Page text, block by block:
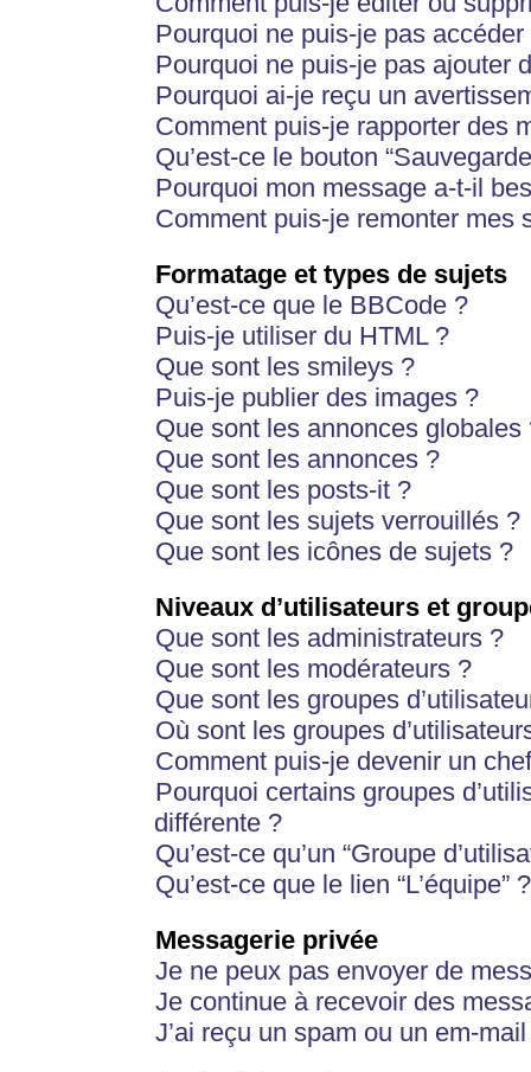
Pourquoi ne puis-je pas
Pourquoi ne puis-je pas ajouter
Pourquoi ai-je reçu un
Comment puis-je rapporter des
Qu’est-ce le bouton
Pourquoi mon message a-t-il
Comment puis-je remonter mes
Formatage et types de sujets
Qu’est-ce que le BBCode ?
Puis-je utiliser du HTML ?
Que sont les smileys ?
Puis-je publier des images ?
Que sont les annonces globales
Que sont les annonces ?
Que sont les posts-it ?
Que sont les sujets verrouillés ?
Que sont les icônes de sujets ?
Niveaux d’utilisateurs et
Que sont les administrateurs ?
Que sont les modérateurs ?
Que sont les groupes
Où sont les groupes
Comment puis-je devenir un
Pourquoi certains groupes
différente ?
Qu’est-ce qu’un “Groupe
Qu’est-ce que le lien “L’équipe” ?
Messagerie privée
Je ne peux pas envoyer de
Je continue à recevoir des
J’ai reçu un spam ou un em-